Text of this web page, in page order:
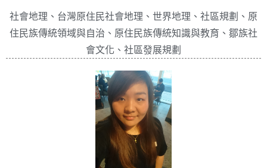
社會地理、台灣原住民社會地理、世界地理、社區規劃、原
住民族傳統領域與自治、原住民族傳統知識與教育、鄒族社
會文化、社區發展規劃